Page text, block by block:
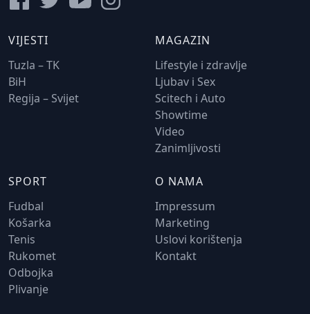
VIJESTI
Tuzla – TK
BiH
Regija – Svijet
MAGAZIN
Lifestyle i zdravlje
Ljubav i Sex
Scitech i Auto
Showtime
Video
Zanimljivosti
SPORT
Fudbal
Košarka
Tenis
Rukomet
Odbojka
Plivanje
O NAMA
Impressum
Marketing
Uslovi korištenja
Kontakt